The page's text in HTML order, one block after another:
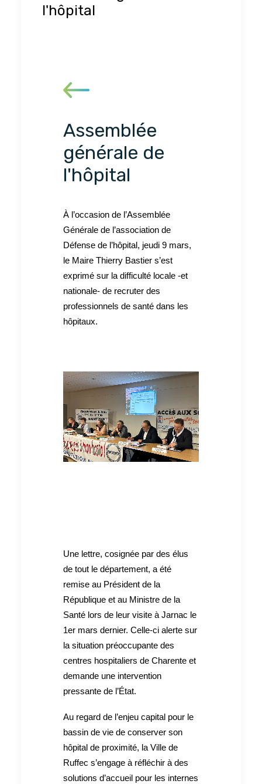
l'hôpital
Assemblée
générale de
l'hôpital
À l’occasion de l’Assemblée
Générale de l’association de
Défense de l’hôpital, jeudi 9 mars,
le Maire Thierry Bastier s’est
exprimé sur la difficulté locale -et
nationale- de recruter des
professionnels de santé dans les
hôpitaux.
Une lettre, cosignée par des élus
de tout le département, a été
remise au Président de la
République et au Ministre de la
Santé lors de leur visite à Jarnac le
1er mars dernier. Celle-ci alerte sur
la situation préoccupante des
centres hospitaliers de Charente et
demande une intervention
pressante de l’État.
Au regard de l’enjeu capital pour le
bassin de vie de conserver son
hôpital de proximité, la Ville de
Ruffec s’engage à réfléchir à des
solutions d’accueil pour les internes